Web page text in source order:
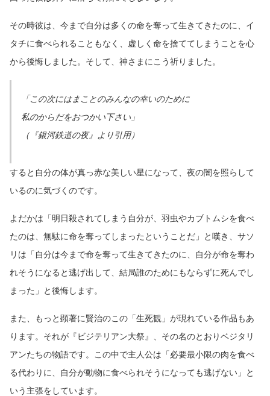
その時彼は、今まで自分は多くの命を奪って生きてきたのに、イ
タチに食べられることもなく、虚しく命を捨ててしまうことを心
から後悔しました。そして、神さまにこう祈りました。
「この次にはまことのみんなの幸いのために
私のからだをおつかい下さい」
（『銀河鉄道の夜』より引用）
すると自分の体が真っ赤な美しい星になって、夜の闇を照らして
いるのに気づくのです。
よだかは「明日殺されてしまう自分が、羽虫やカブトムシを食べ
たのは、無駄に命を奪ってしまったということだ」と嘆き、サソ
リは「自分は今まで命を奪って生きてきたのに、自分が命を奪わ
れそうになると逃げ出して、結局誰のためにもならずに死んでし
まった」と後悔します。
また、もっと顕著に賢治のこの「生死観」が現れている作品もあ
ります。それが『ビジテリアン大祭』、その名のとおりベジタリ
アンたちの物語です。この中で主人公は「必要最小限の肉を食べ
る代わりに、自分が動物に食べられそうになっても逃げない」と
いう主張をしています。